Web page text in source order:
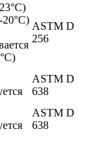
ASTM D
256
ASTM D
638
ASTM D
638